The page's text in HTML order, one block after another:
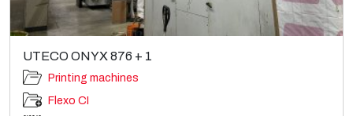
UTECO ONYX 876 + 1
Printing machines
Flexo CI